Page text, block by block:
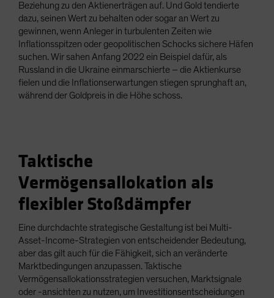
Beziehung zu den Aktienerträgen auf. Und Gold tendierte
dazu, seinen Wert zu behalten oder sogar an Wert zu
gewinnen, wenn Anleger in turbulenten Zeiten wie
Inflationsspitzen oder geopolitischen Schocks sichere Häfen
suchen. Wir sahen Anfang 2022 ein Beispiel dafür, als
Russland in die Ukraine einmarschierte – die Aktienkurse
fielen und die Inflationserwartungen stiegen sprunghaft an,
während der Goldpreis in die Höhe schoss.
Taktische
Vermögensallokation als
flexibler Stoßdämpfer
Eine durchdachte strategische Gestaltung ist bei Multi-
Asset-Income-Strategien von entscheidender Bedeutung,
aber das gilt auch für die Fähigkeit, sich an veränderte
Marktbedingungen anzupassen. Taktische
Vermögensallokationsstrategien versuchen, Marktsignale
oder -ansichten zu nutzen, um Investitionsentscheidungen